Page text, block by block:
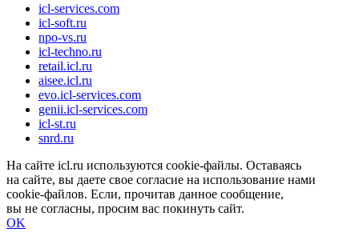
icl-services.com
icl-soft.ru
npo-vs.ru
icl-techno.ru
retail.icl.ru
aisee.icl.ru
evo.icl-services.com
genii.icl-services.com
icl-st.ru
snrd.ru
На сайте icl.ru используются cookie-файлы. Оставаясь
на сайте, вы даете свое согласие на использование нами
cookie-файлов. Если, прочитав данное сообщение,
вы не согласны, просим вас покинуть сайт.
OK